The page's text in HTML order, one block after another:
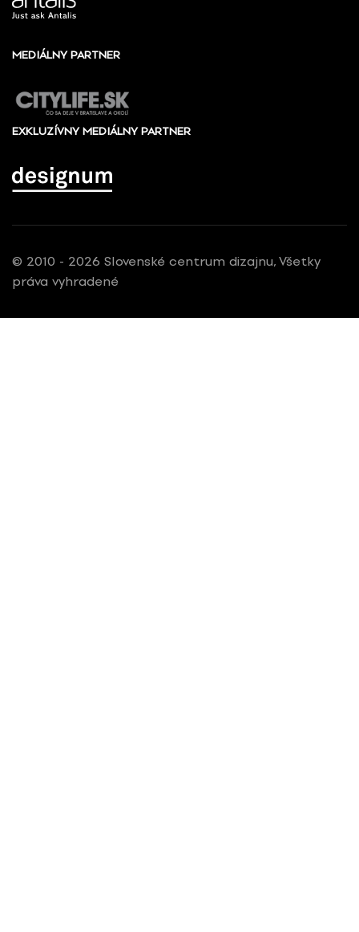
MEDIÁLNY PARTNER
EXKLUZÍVNY MEDIÁLNY PARTNER
© 2010 - 2026 Slovenské centrum dizajnu, Všetky
práva vyhradené